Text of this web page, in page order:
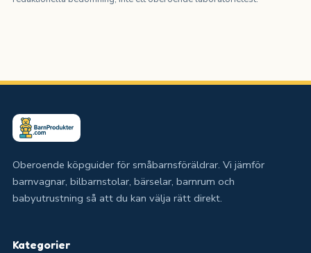
Oberoende köpguider för småbarnsföräldrar. Vi jämför
barnvagnar, bilbarnstolar, bärselar, barnrum och
babyutrustning så att du kan välja rätt direkt.
Kategorier